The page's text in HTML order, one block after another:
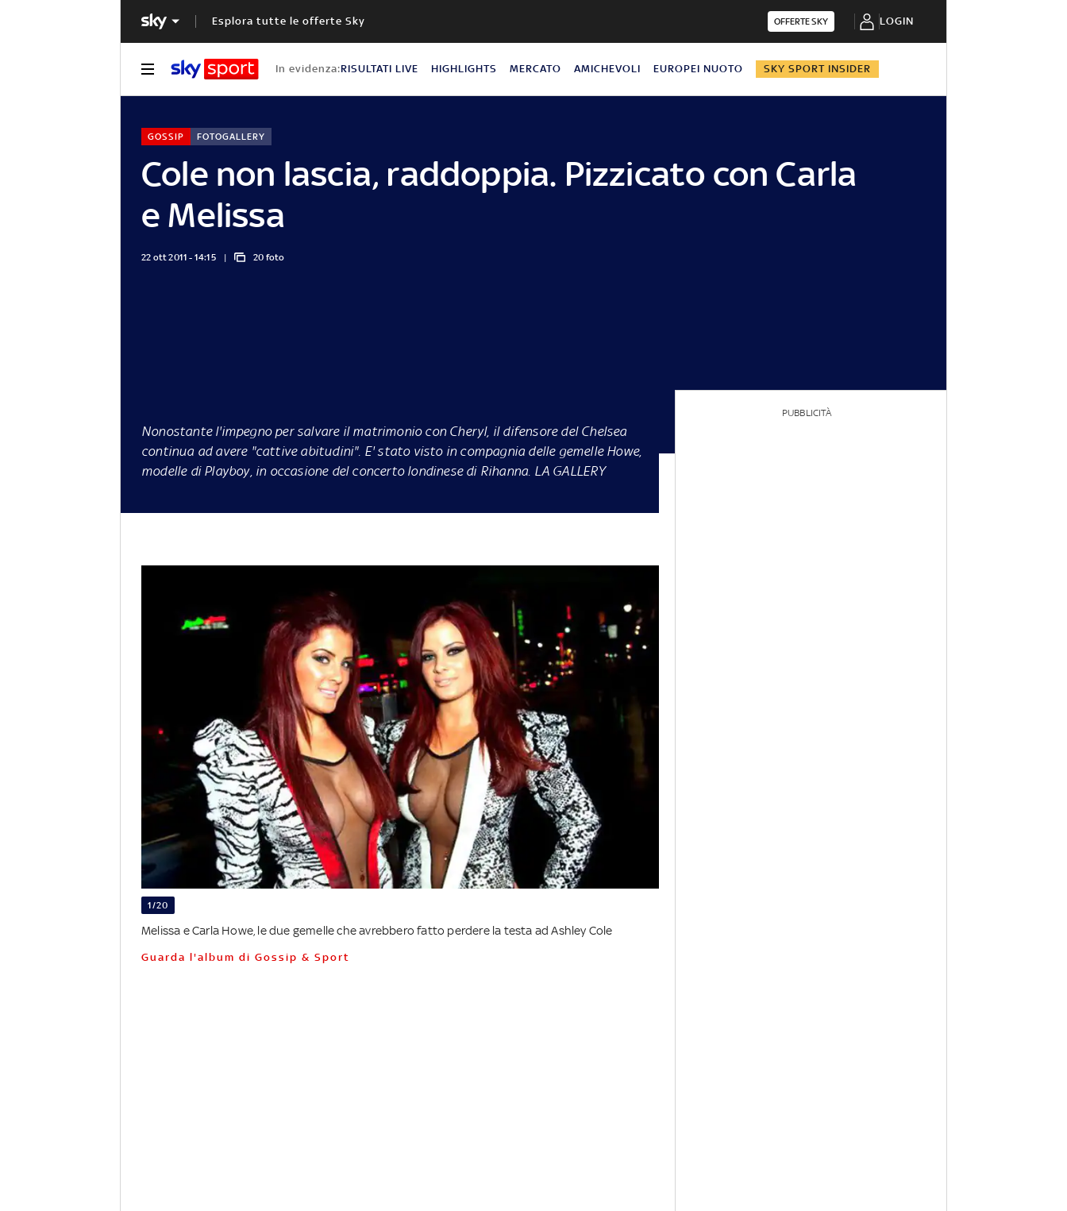
Esplora tutte le offerte Sky OFFERTE SKY LOGIN
In evidenza:RISULTATI LIVE HIGHLIGHTS MERCATO AMICHEVOLI EUROPEI NUOTO SKY SPORT INSIDER
Cole non lascia, raddoppia. Pizzicato con Carla
e Melissa
GOSSIP FOTOGALLERY
22 ott 2011 - 14:15 20 foto
Nonostante l'impegno per salvare il matrimonio con Cheryl, il difensore del Chelsea
continua ad avere "cattive abitudini". E' stato visto in compagnia delle gemelle Howe,
modelle di Playboy, in occasione del concerto londinese di Rihanna. LA GALLERY
1/20
Melissa e Carla Howe, le due gemelle che avrebbero fatto perdere la testa ad Ashley Cole
Guarda l'album di Gossip & Sport
PUBBLICITÀ